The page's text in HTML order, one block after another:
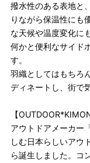
撥水性のある表地と
りながら保温性にも
な天候や温度変化に
何かと便利なサイド
す。
羽織としてはもちろ
ディネートし、街で
【
アウトドアメーカー
しむ日本らしいアウ
ら誕生しました。コ